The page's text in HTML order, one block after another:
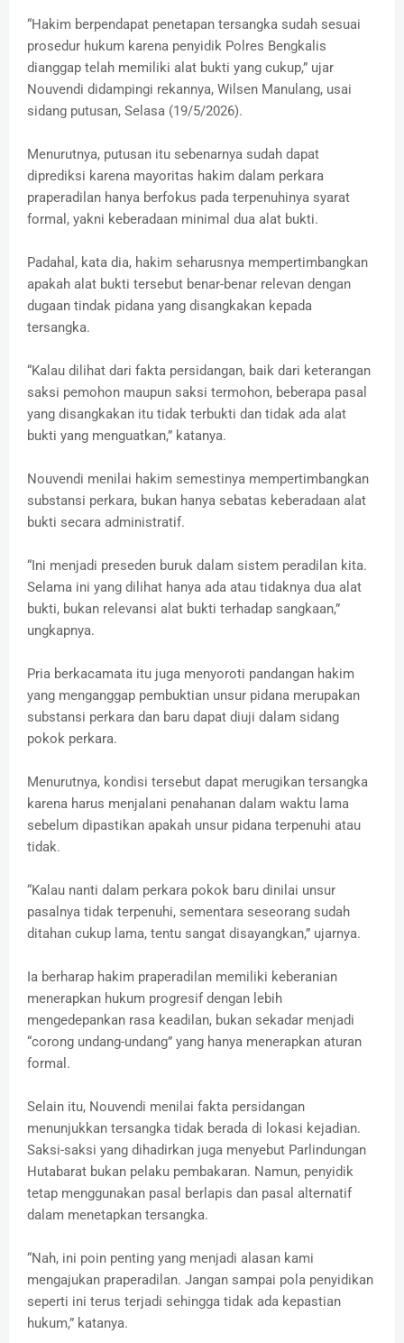
“Hakim berpendapat penetapan tersangka sudah sesuai
prosedur hukum karena penyidik Polres Bengkalis
dianggap telah memiliki alat bukti yang cukup,” ujar
Nouvendi didampingi rekannya, Wilsen Manulang, usai
sidang putusan, Selasa (19/5/2026).
Menurutnya, putusan itu sebenarnya sudah dapat
diprediksi karena mayoritas hakim dalam perkara
praperadilan hanya berfokus pada terpenuhinya syarat
formal, yakni keberadaan minimal dua alat bukti.
Padahal, kata dia, hakim seharusnya mempertimbangkan
apakah alat bukti tersebut benar-benar relevan dengan
dugaan tindak pidana yang disangkakan kepada
tersangka.
“Kalau dilihat dari fakta persidangan, baik dari keterangan
saksi pemohon maupun saksi termohon, beberapa pasal
yang disangkakan itu tidak terbukti dan tidak ada alat
bukti yang menguatkan,” katanya.
Nouvendi menilai hakim semestinya mempertimbangkan
substansi perkara, bukan hanya sebatas keberadaan alat
bukti secara administratif.
“Ini menjadi preseden buruk dalam sistem peradilan kita.
Selama ini yang dilihat hanya ada atau tidaknya dua alat
bukti, bukan relevansi alat bukti terhadap sangkaan,”
ungkapnya.
Pria berkacamata itu juga menyoroti pandangan hakim
yang menganggap pembuktian unsur pidana merupakan
substansi perkara dan baru dapat diuji dalam sidang
pokok perkara.
Menurutnya, kondisi tersebut dapat merugikan tersangka
karena harus menjalani penahanan dalam waktu lama
sebelum dipastikan apakah unsur pidana terpenuhi atau
tidak.
“Kalau nanti dalam perkara pokok baru dinilai unsur
pasalnya tidak terpenuhi, sementara seseorang sudah
ditahan cukup lama, tentu sangat disayangkan,” ujarnya.
Ia berharap hakim praperadilan memiliki keberanian
menerapkan hukum progresif dengan lebih
mengedepankan rasa keadilan, bukan sekadar menjadi
“corong undang-undang” yang hanya menerapkan aturan
formal.
Selain itu, Nouvendi menilai fakta persidangan
menunjukkan tersangka tidak berada di lokasi kejadian.
Saksi-saksi yang dihadirkan juga menyebut Parlindungan
Hutabarat bukan pelaku pembakaran. Namun, penyidik
tetap menggunakan pasal berlapis dan pasal alternatif
dalam menetapkan tersangka.
“Nah, ini poin penting yang menjadi alasan kami
mengajukan praperadilan. Jangan sampai pola penyidikan
seperti ini terus terjadi sehingga tidak ada kepastian
hukum,” katanya.